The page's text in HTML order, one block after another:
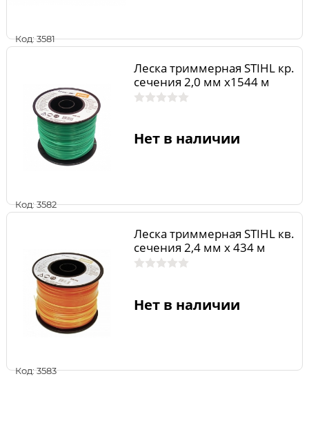
Код: 3581
Код: 3582
Леска триммерная STIHL кр.
сечения 2,0 мм х1544 м
Нет в наличии
Код: 3583
Леска триммерная STIHL кв.
сечения 2,4 мм х 434 м
Нет в наличии